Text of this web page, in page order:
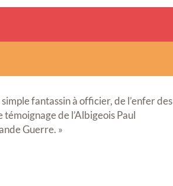
fantassin à officier, de l’enfer des
de l’Albigeois Paul
Guerre. »